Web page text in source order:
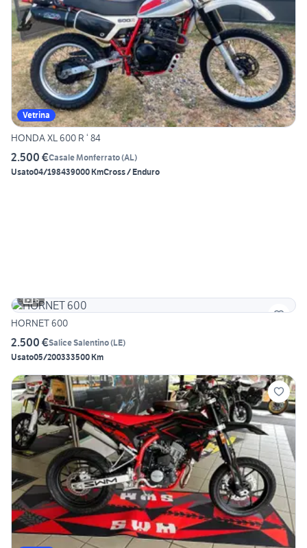
Vetrina
HONDA XL 600 R ‘ 84
2.500 €Casale Monferrato(AL)
Usato04/198439000 KmCross / Enduro
6
HORNET 600
2.500 €Salice Salentino(LE)
Usato05/200333500 Km